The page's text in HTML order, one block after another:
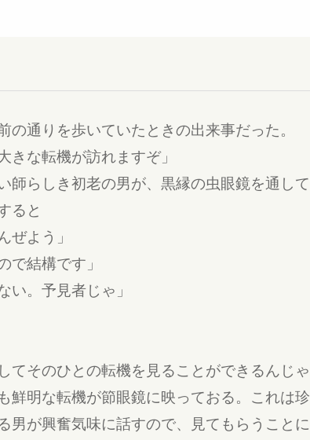
の通りを歩いていたときの出来事だった。
きな転機が訪れますぞ」
師らしき初老の男が、黒縁の虫眼鏡を通して
ると
ぜよう」
で結構です」
い。予見者じゃ」
てそのひとの転機を見ることができるんじ
鮮明な転機が節眼鏡に映っておる。これは珍
男が興奮気味に話すので、見てもらうことに